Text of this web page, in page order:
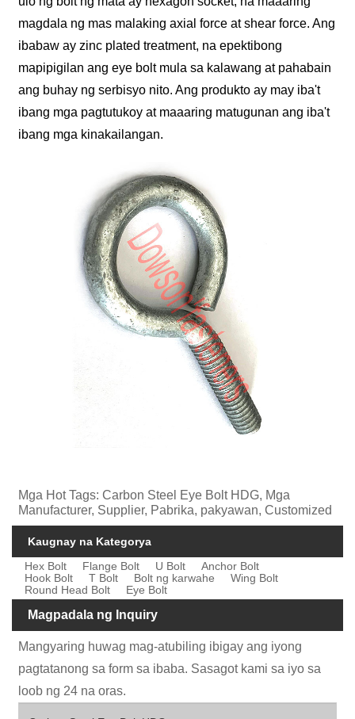
magdala ng mas malaking axial force at shear force. Ang
ibabaw ay zinc plated treatment, na epektibong
mapipigilan ang eye bolt mula sa kalawang at pahabain
ang buhay ng serbisyo nito. Ang produkto ay may iba't
ibang mga pagtutukoy at maaaring matugunan ang iba't
ibang mga kinakailangan.
Mga Hot Tags: Carbon Steel Eye Bolt HDG, Mga
Manufacturer, Supplier, Pabrika, pakyawan, Customized
Kaugnay na Kategorya
Hex Bolt
Flange Bolt U Bolt
Anchor Bolt
Hook Bolt
T Bolt Bolt ng karwahe
Wing Bolt
Round Head Bolt
Eye Bolt
Magpadala ng Inquiry
Mangyaring huwag mag-atubiling ibigay ang iyong
pagtatanong sa form sa ibaba. Sasagot kami sa iyo sa
loob ng 24 na oras.